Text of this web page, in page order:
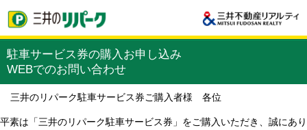
駐車サービス券の購入お申し込み
WEBでのお問い合わせ
三井のリパーク駐車サービス券ご購入者様 各位
平素は「三井のリパーク駐車サービス券」をご購入いただき、誠にあり